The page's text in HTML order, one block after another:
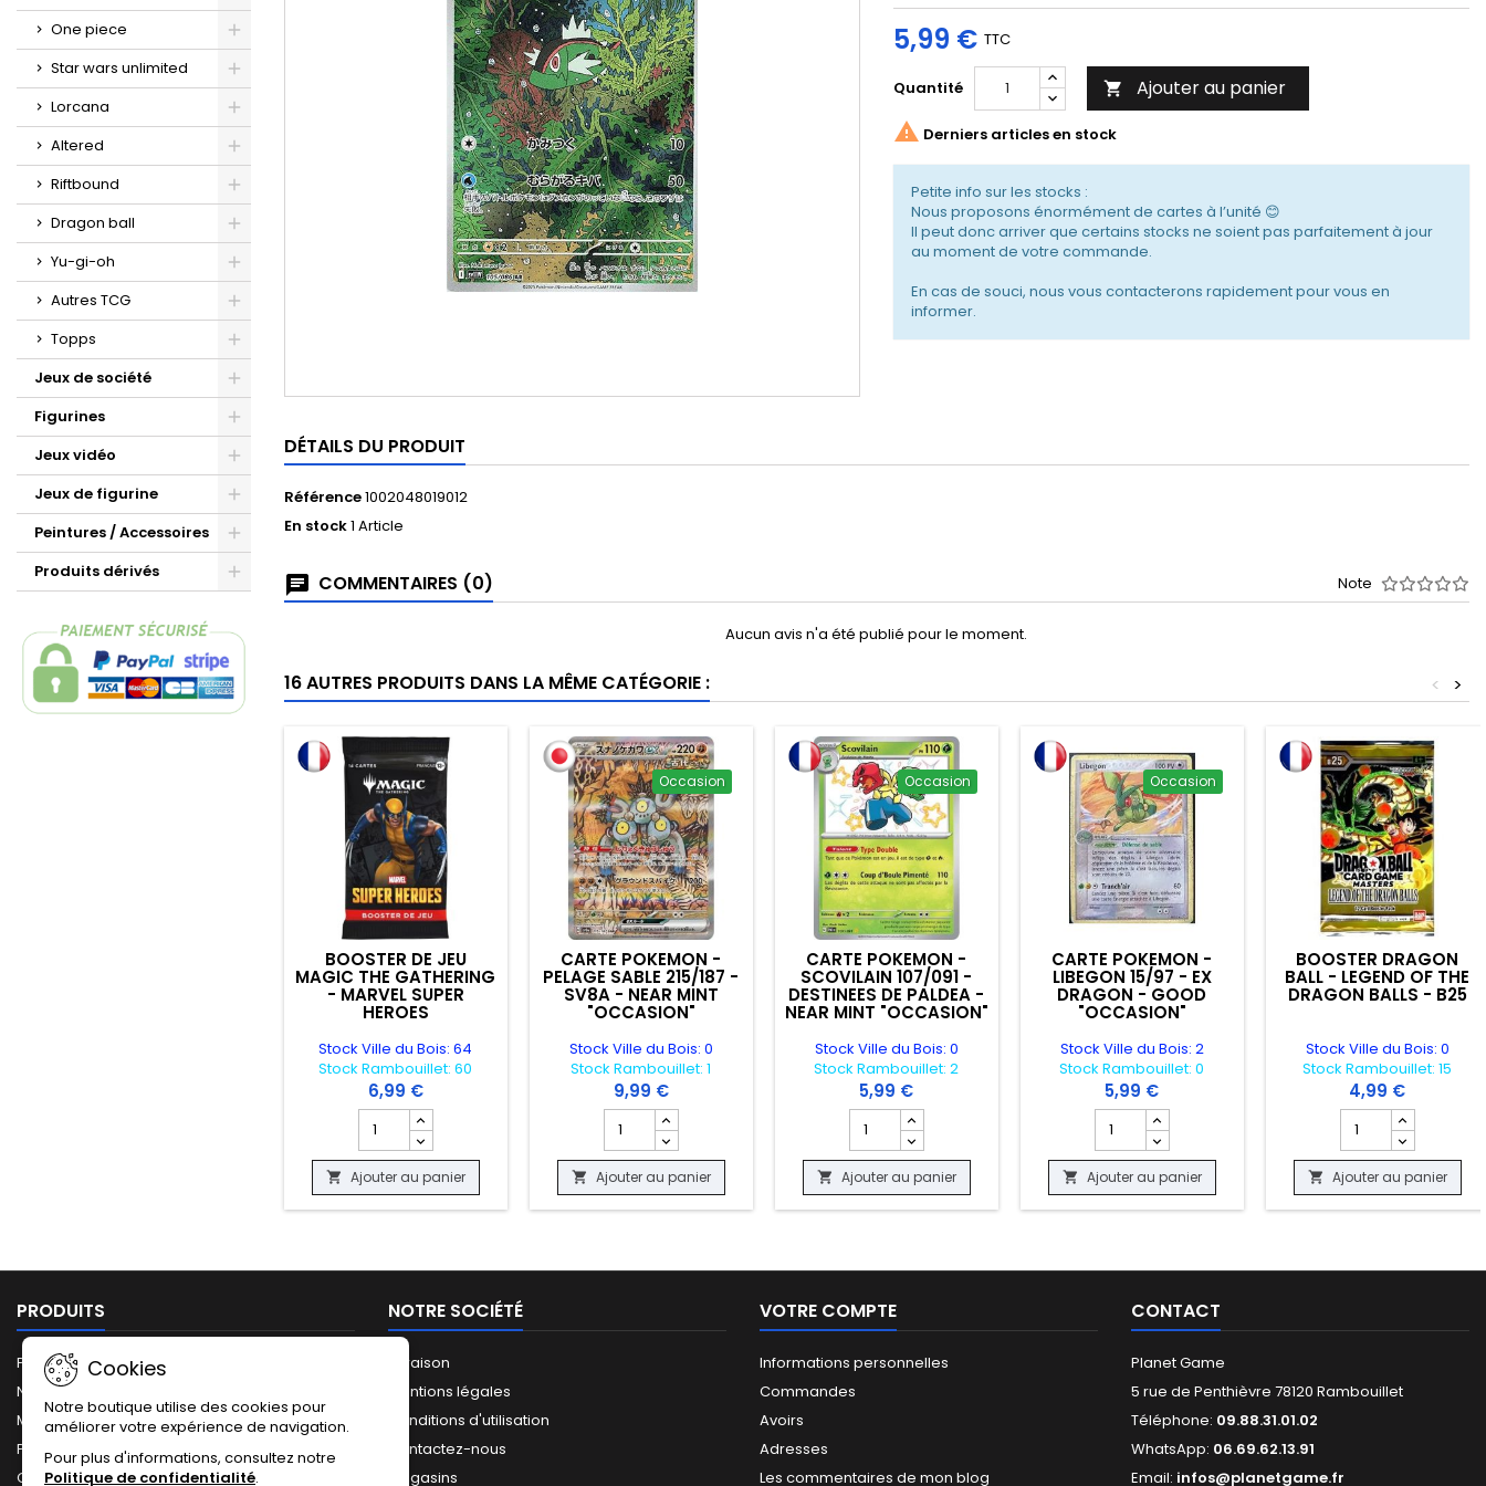
One piece
Star wars unlimited
Lorcana
Altered
Riftbound
Dragon ball
Yu-gi-oh
Autres TCG
Topps
Jeux de société
Figurines
Jeux vidéo
Jeux de figurine
Peintures / Accessoires
Produits dérivés
5,99 € TTC
Quantité  Ajouter au panier
 Derniers articles en stock
Petite info sur les stocks :
Nous proposons énormément de cartes à l’unité 😊
Il peut donc arriver que certains stocks ne soient pas parfaitement à jour
au moment de votre commande.
En cas de souci, nous vous contacterons rapidement pour vous en
informer.
DÉTAILS DU PRODUIT
Référence1002048019012
En stock1 Article
COMMENTAIRES (0) Note
Aucun avis n'a été publié pour le moment.
16 AUTRES PRODUITS DANS LA MÊME CATÉGORIE : >
<
BOOSTER DE JEU
MAGIC THE GATHERING
- MARVEL SUPER
HEROES
Stock Ville du Bois: 64
Stock Rambouillet: 60
6,99 €
Champ quantité du produit BOOSTER DE JEU MAGIC THE GATHERING - MARVEL SUPER HEROES
 Ajouter au panier
Occasion
CARTE POKEMON -
PELAGE SABLE 215/187 -
SV8A - NEAR MINT
"OCCASION"
Stock Ville du Bois: 0
Stock Rambouillet: 1
9,99 €
Champ quantité du produit CARTE POKEMON - PELAGE SABLE 215/187 - SV8A - NEAR MINT "OCCASION"
 Ajouter au panier
Occasion
CARTE POKEMON -
SCOVILAIN 107/091 -
DESTINEES DE PALDEA -
NEAR MINT "OCCASION"
Stock Ville du Bois: 0
Stock Rambouillet: 2
5,99 €
Champ quantité du produit CARTE POKEMON - SCOVILAIN 107/091 - DESTINEES DE PALDEA
 Ajouter au panier
Occasion
CARTE POKEMON -
LIBEGON 15/97 - EX
DRAGON - GOOD
"OCCASION"
Stock Ville du Bois: 2
Stock Rambouillet: 0
5,99 €
Champ quantité du produit CARTE POKEMON -
 Ajouter au panier
BOOSTER DRAGON
BALL - LEGEND OF THE
DRAGON BALLS - B25
Stock Ville du Bois: 0
Stock Rambouillet: 15
4,99 €
Champ quantité du
 Ajouter au panier
PRODUITS
Promotions
Nouveaux produits
Meilleures ventes
Plan du site
Catalogue complet
NOTRE SOCIÉTÉ
Livraison
Mentions légales
Conditions d'utilisation
Contactez-nous
Magasins
VOTRE COMPTE
Informations personnelles
Commandes
Avoirs
Adresses
Les commentaires de mon blog
CONTACT
Planet Game
5 rue de Penthièvre 78120 Rambouillet
Téléphone: 09.88.31.01.02
WhatsApp: 06.69.62.13.91
Email: infos@planetgame.fr
Cookies
Notre boutique utilise des cookies pour
améliorer votre expérience de navigation.
Pour plus d'informations, consultez notre
Politique de confidentialité.